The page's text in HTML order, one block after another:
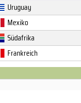
Uruguay
Mexiko
Südafrika
Frankreich